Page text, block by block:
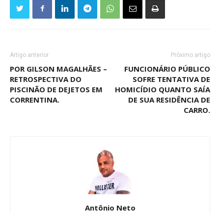
Artigo anterior
POR GILSON MAGALHÃES –
RETROSPECTIVA DO
PISCINÃO DE DEJETOS EM
CORRENTINA.
Próximo artigo
FUNCIONÁRIO PÚBLICO
SOFRE TENTATIVA DE
HOMICÍDIO QUANTO SAÍA
DE SUA RESIDÊNCIA DE
CARRO.
Antônio Neto